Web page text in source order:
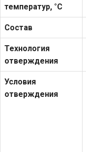
температур, °С
Состав
Технология
отверждения
Условия
отверждения